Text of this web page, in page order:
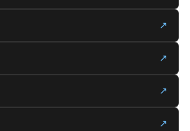
↗
↗
↗
↗